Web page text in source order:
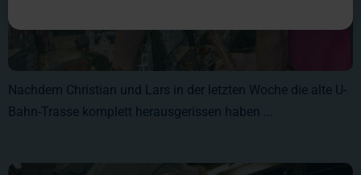
Nachdem Christian und Lars in der letzten Woche die alte U-
Bahn-Trasse komplett herausgerissen haben ...